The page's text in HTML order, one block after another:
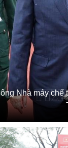
Nhà máy chế